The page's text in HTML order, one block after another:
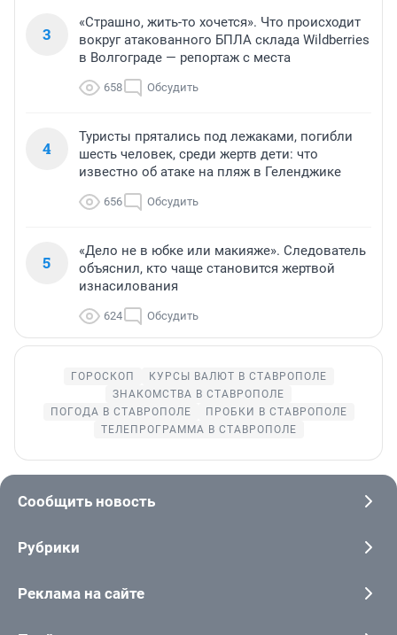
3
«Страшно, жить-то хочется». Что происходит
вокруг атакованного БПЛА склада Wildberries
в Волгограде — репортаж с места
658 Обсудить
4
Туристы прятались под лежаками, погибли
шесть человек, среди жертв дети: что
известно об атаке на пляж в Геленджике
656 Обсудить
5
«Дело не в юбке или макияже». Следователь
объяснил, кто чаще становится жертвой
изнасилования
624 Обсудить
ГОРОСКОП
КУРСЫ ВАЛЮТ В СТАВРОПОЛЕ
ЗНАКОМСТВА В СТАВРОПОЛЕ
ПОГОДА В СТАВРОПОЛЕ
ПРОБКИ В СТАВРОПОЛЕ
ТЕЛЕПРОГРАММА В СТАВРОПОЛЕ
Сообщить новость
Рубрики
Реклама на сайте